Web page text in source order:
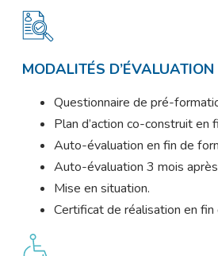
MODALITÉS D’ÉVALUATION
Questionnaire de pré-
Plan d’action co-construit en
Auto-évaluation en fin de
Auto-évaluation 3 mois
Mise en situation.
Certificat de réalisation en